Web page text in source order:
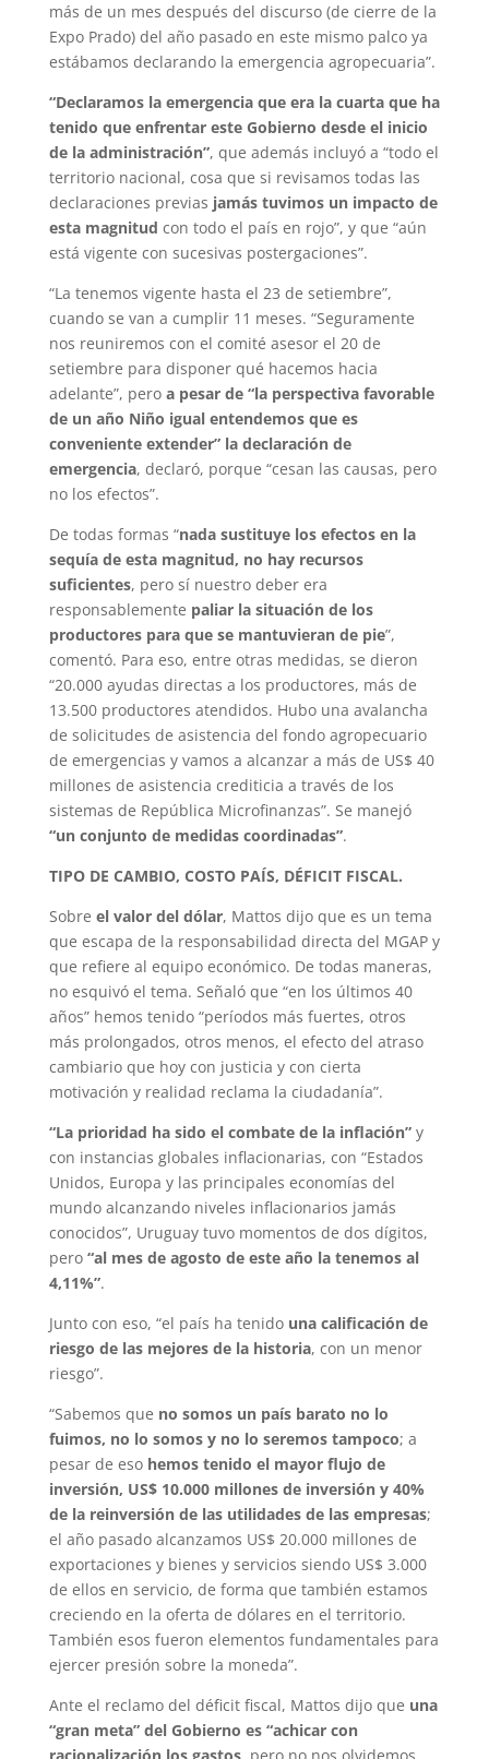
más de un mes después del discurso (de cierre de la
Expo Prado) del año pasado en este mismo palco ya
estábamos declarando la emergencia agropecuaria”.
“Declaramos la emergencia que era la cuarta que ha
tenido que enfrentar este Gobierno desde el inicio
de la administración”, que además incluyó a “todo el
territorio nacional, cosa que si revisamos todas las
declaraciones previas jamás tuvimos un impacto de
esta magnitud con todo el país en rojo”, y que “aún
está vigente con sucesivas postergaciones”.
“La tenemos vigente hasta el 23 de setiembre”,
cuando se van a cumplir 11 meses. “Seguramente
nos reuniremos con el comité asesor el 20 de
setiembre para disponer qué hacemos hacia
adelante”, pero a pesar de “la perspectiva favorable
de un año Niño igual entendemos que es
conveniente extender” la declaración de
emergencia, declaró, porque “cesan las causas, pero
no los efectos”.
De todas formas “nada sustituye los efectos en la
sequía de esta magnitud, no hay recursos
suficientes, pero sí nuestro deber era
responsablemente paliar la situación de los
productores para que se mantuvieran de pie”,
comentó. Para eso, entre otras medidas, se dieron
“20.000 ayudas directas a los productores, más de
13.500 productores atendidos. Hubo una avalancha
de solicitudes de asistencia del fondo agropecuario
de emergencias y vamos a alcanzar a más de US$ 40
millones de asistencia crediticia a través de los
sistemas de República Microfinanzas”. Se manejó
“un conjunto de medidas coordinadas”.
TIPO DE CAMBIO, COSTO PAÍS, DÉFICIT FISCAL.
Sobre el valor del dólar, Mattos dijo que es un tema
que escapa de la responsabilidad directa del MGAP y
que refiere al equipo económico. De todas maneras,
no esquivó el tema. Señaló que “en los últimos 40
años” hemos tenido “períodos más fuertes, otros
más prolongados, otros menos, el efecto del atraso
cambiario que hoy con justicia y con cierta
motivación y realidad reclama la ciudadanía”.
“La prioridad ha sido el combate de la inflación”y
con instancias globales inflacionarias, con “Estados
Unidos, Europa y las principales economías del
mundo alcanzando niveles inflacionarios jamás
conocidos”, Uruguay tuvo momentos de dos dígitos,
pero “al mes de agosto de este año la tenemos al
4,11%”.
Junto con eso, “el país ha tenido una calificación de
riesgo de las mejores de la historia, con un menor
riesgo”.
“Sabemos que no somos un país barato no lo
fuimos, no lo somos y no lo seremos tampoco; a
pesar de eso hemos tenido el mayor flujo de
inversión, US$ 10.000 millones de inversión y 40%
de la reinversión de las utilidades de las empresas;
el año pasado alcanzamos US$ 20.000 millones de
exportaciones y bienes y servicios siendo US$ 3.000
de ellos en servicio, de forma que también estamos
creciendo en la oferta de dólares en el territorio.
También esos fueron elementos fundamentales para
ejercer presión sobre la moneda”.
Ante el reclamo del déficit fiscal, Mattos dijo que una
“gran meta” del Gobierno es “achicar con